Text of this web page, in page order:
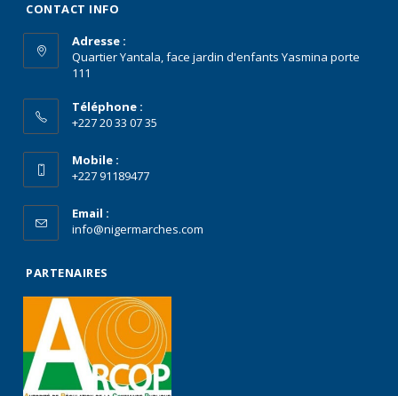
CONTACT INFO
Adresse :
Quartier Yantala, face jardin d'enfants Yasmina porte
111
Téléphone :
+227 20 33 07 35
Mobile :
+227 91189477
Email :
info@nigermarches.com
PARTENAIRES